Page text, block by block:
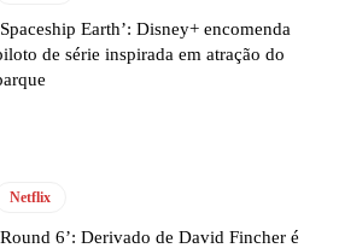
Earth’: Disney+ encomenda
de série inspirada em atração do
Netflix
6’: Derivado de David Fincher é